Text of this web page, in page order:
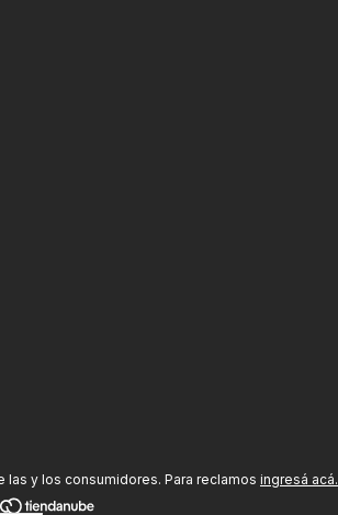
las y los consumidores. Para reclamos ingresá acá.